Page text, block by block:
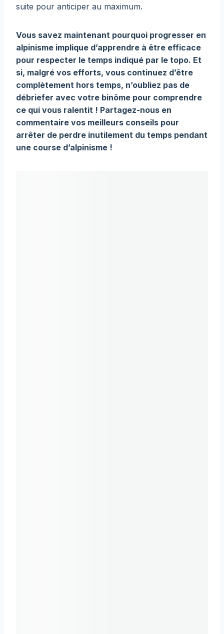
suite pour anticiper au maximum.
Vous savez maintenant pourquoi progresser en
alpinisme implique d’apprendre à être efficace
pour respecter le temps indiqué par le topo. Et
si, malgré vos efforts, vous continuez d’être
complètement hors temps, n’oubliez pas de
débriefer avec votre binôme pour comprendre
ce qui vous ralentit ! Partagez-nous en
commentaire vos meilleurs conseils pour
arrêter de perdre inutilement du temps pendant
une course d’alpinisme !